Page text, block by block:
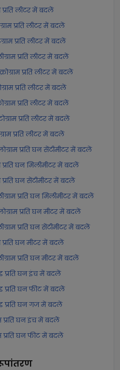
प्रति लीटर में बदलें
प्रति लीटर में बदलें
प्रति लीटर में बदलें
प्रति लीटर में बदलें
प्रति लीटर में बदलें
प्रति लीटर में बदलें
प्रति लीटर में बदलें
प्रति लीटर में बदलें
प्रति लीटर में बदलें
प्रति घन सेंटीमीटर में बदलें
प्रति घन मिलीमीटर में बदलें
प्रति घन सेंटीमीटर में बदलें
प्रति घन मिलीमीटर में बदलें
प्रति घन मीटर में बदलें
प्रति घन सेंटीमीटर में बदलें
प्रति घन मीटर में बदलें
प्रति घन मीटर में बदलें
प्रति घन इंच में बदलें
प्रति घन फीट में बदलें
प्रति घन गज में बदलें
प्रति घन इंच में बदलें
प्रति घन फीट में बदलें